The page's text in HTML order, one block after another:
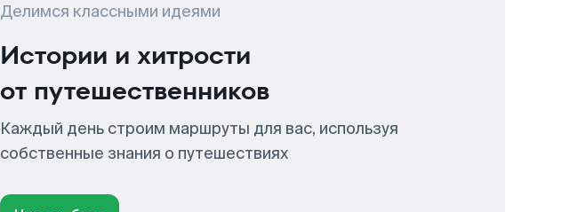
Делимся классными идеями
Истории и хитрости
от путешественников
Каждый день строим маршруты для вас, используя
собственные знания о путешествиях